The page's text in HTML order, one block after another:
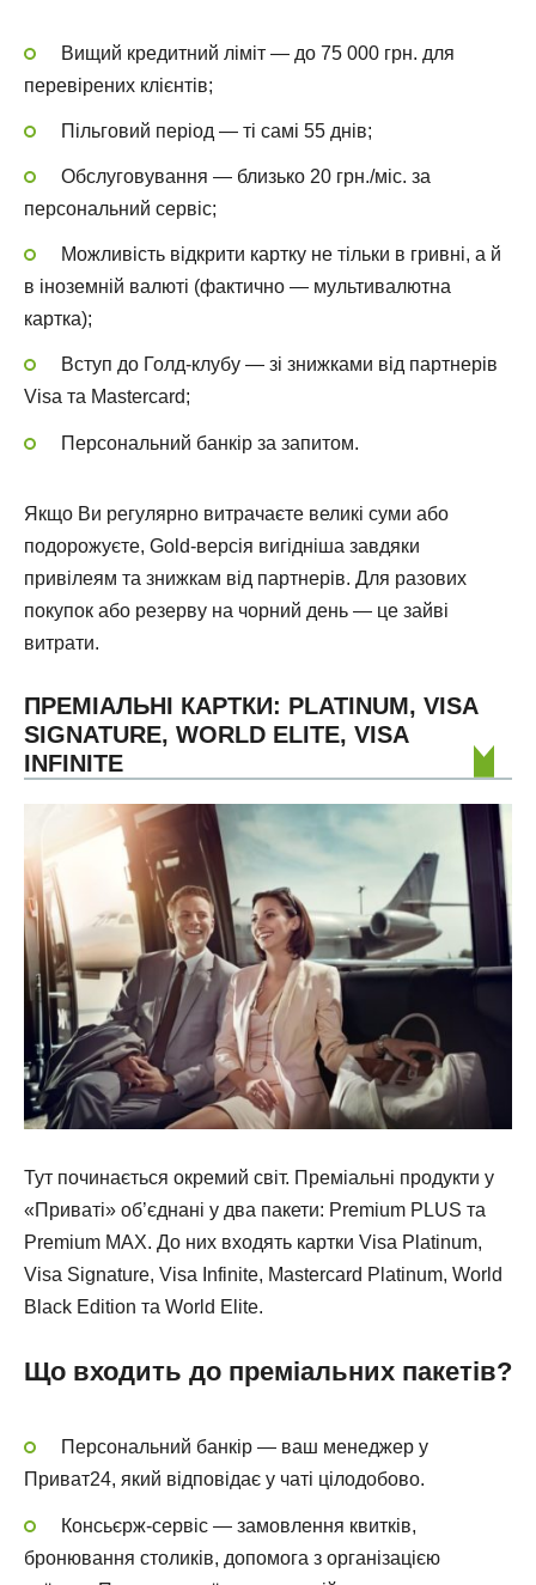
Вищий кредитний ліміт — до 75 000 грн. для
перевірених клієнтів;
Пільговий період — ті самі 55 днів;
Обслуговування — близько 20 грн./міс. за
персональний сервіс;
Можливість відкрити картку не тільки в гривні, а й
в іноземній валюті (фактично — мультивалютна
картка);
Вступ до Голд-клубу — зі знижками від партнерів
Visa та Mastercard;
Персональний банкір за запитом.
Якщо Ви регулярно витрачаєте великі суми або
подорожуєте, Gold-версія вигідніша завдяки
привілеям та знижкам від партнерів. Для разових
покупок або резерву на чорний день — це зайві
витрати.
ПРЕМІАЛЬНІ КАРТКИ: PLATINUM, VISA
SIGNATURE, WORLD ELITE, VISA
INFINITE
Тут починається окремий світ. Преміальні продукти у
«Приваті» об’єднані у два пакети: Premium PLUS та
Premium MAX. До них входять картки Visa Platinum,
Visa Signature, Visa Infinite, Mastercard Platinum, World
Black Edition та World Elite.
Що входить до преміальних пакетів?
Персональний банкір — ваш менеджер у
Приват24, який відповідає у чаті цілодобово.
Консьєрж-сервіс — замовлення квитків,
бронювання столиків, допомога з організацією